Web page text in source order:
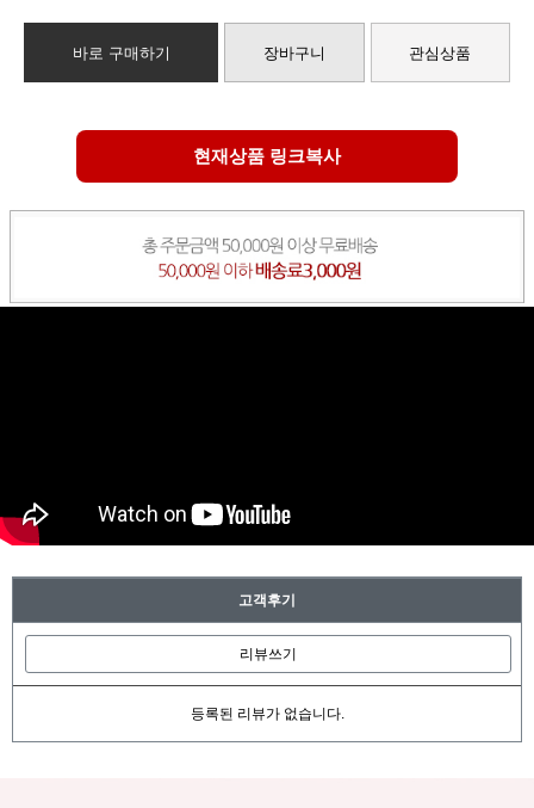
바로 구매하기 장바구니 관심상품
현재상품 링크복사
고객후기
리뷰쓰기
등록된 리뷰가 없습니다.